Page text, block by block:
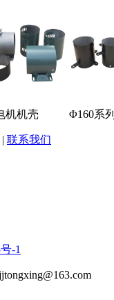
机机壳 Φ160系列
| 联系我们
-1